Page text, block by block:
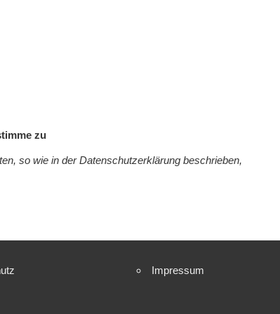
zu
so wie in der Datenschutzerklärung beschrieben,
Impressum